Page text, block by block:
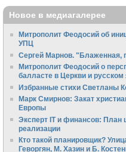
Новое в медиагалерее
Митрополит Феодосий об
УПЦ
Сергей Марнов. "Блаженная,
Митрополит Феодосий о
балласте в Церкви и русском
Избранные стихи Светланы
Марк Смирнов: Закат
Европы
Эксперт IT и финансов: План
реализации
Кто такой планировщик?
Геворгян, М. Хазин и Б.